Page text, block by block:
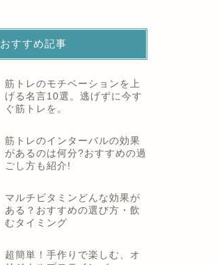
おすすめ記事
筋トレのモチベーションを上
げる名言10選。逃げずに今す
ぐ筋トレを。
筋トレのインターバルの効果
があるのは何分?おすすめの過
ごし方も紹介!
マルチビタミンどんな効果が
ある？おすすめの選び方・飲
むタイミング
超簡単！手作りで楽しむ、オ